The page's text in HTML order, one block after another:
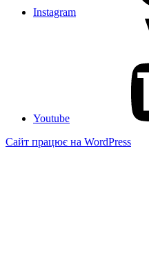
Instagram
Youtube
Сайт працює на WordPress